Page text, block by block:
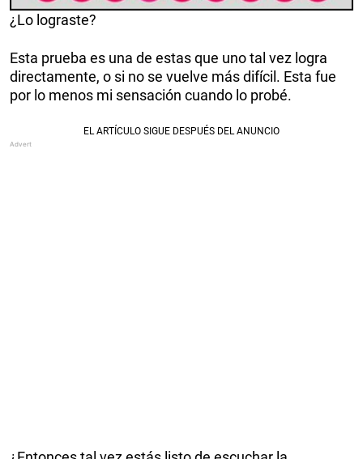
¿Lo lograste?
Esta prueba es una de estas que uno tal vez logra
directamente, o si no se vuelve más difícil. Esta fue
por lo menos mi sensación cuando lo probé.